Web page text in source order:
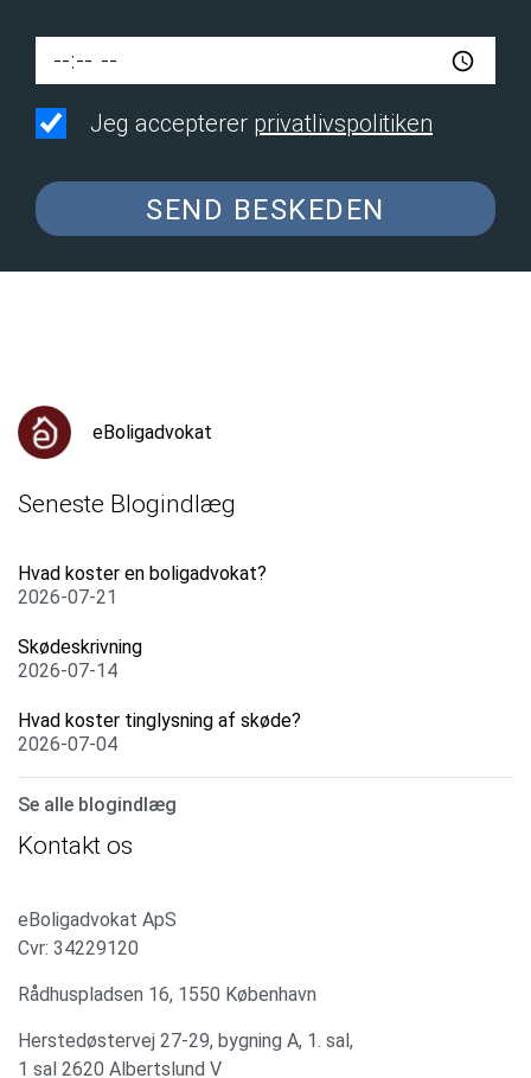
Jeg accepterer privatlivspolitiken
SEND BESKEDEN
eBoligadvokat
Seneste Blogindlæg
Hvad koster en boligadvokat?
2026-07-21
Skødeskrivning
2026-07-14
Hvad koster tinglysning af skøde?
2026-07-04
Se alle blogindlæg
Kontakt os
eBoligadvokat ApS
Cvr: 34229120
Rådhuspladsen 16, 1550 København
Herstedøstervej 27-29, bygning A, 1. sal,
1 sal 2620 Albertslund V